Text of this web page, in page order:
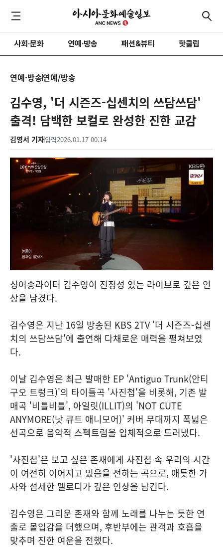
사회·문화 연예·방송 패션&뷰티 핫클립
연예·방송연예/방송
김수영, '더 시즌즈-십센치의 쓰담쓰담'
출격! 담백한 보컬로 완성한 진한 교감
김영서 기자입력2026.01.17 00:14
싱어송라이터 김수영이 진정성 있는 라이브로 깊은 인
상을 남겼다.
김수영은 지난 16일 방송된 KBS 2TV '더 시즌즈-십센
치의 쓰담쓰담'에 출연해 다채로운 매력을 펼쳐보였
다.
이날 김수영은 최근 발매한 EP 'Antiguo Trunk(안티
구오 트렁크)'의 타이틀곡 '사진첩'을 비롯해, 기존 발
매곡 '비틀비틀', 아일릿(ILLIT)의 'NOT CUTE
ANYMORE(낫 큐트 애니모어)' 커버 무대까지 폭넓은
선곡으로 음악적 스펙트럼을 입체적으로 드러냈다.
'사진첩'은 보고 싶은 존재에게 사진첩 속 우리의 시간
이 여전히 이어지고 있음을 전하는 곡으로, 애틋한 가
사와 섬세한 멜로디가 깊은 인상을 남긴다.
김수영은 그리운 존재와 함께 노래를 나누는 듯한 연
출로 몰입감을 더했으며, 후반부에는 관객과 호흡을
맞추며 진한 여운을 전했다.